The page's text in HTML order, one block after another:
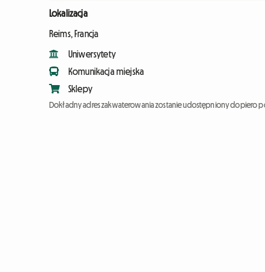
Lokalizacja
Reims, Francja
Uniwersytety
Komunikacja miejska
Sklepy
Dokładny adres zakwaterowania zostanie udostępniony dopiero